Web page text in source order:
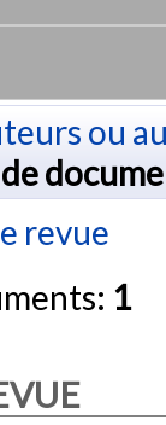
ou
revue
1